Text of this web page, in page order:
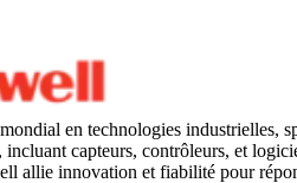
en technologies industrielles,
capteurs, contrôleurs, et
allie innovation et fiabilité pour